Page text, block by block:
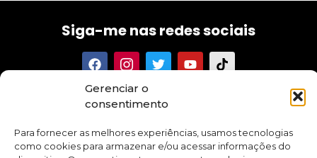
Gerenciar o
consentimento
Para fornecer as melhores experiências, usamos tecnologias
como cookies para armazenar e/ou acessar informações do
Siga-me nas redes sociais
Tenha acesso aos meus textos, conselhos, novidades e